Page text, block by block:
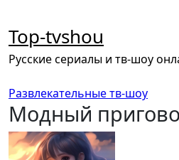
содержанию
Top-tvshou
Русские сериалы и тв-шоу
Развлекательные тв-шоу
Модный